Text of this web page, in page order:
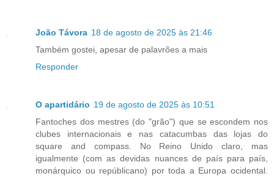
João Távora 18 de agosto de 2025 às 21:46
Também gostei, apesar de palavrões a mais
Responder
O apartidário 19 de agosto de 2025 às 10:51
Fantoches dos mestres (do "grão") que se escondem nos
clubes internacionais e nas catacumbas das lojas do
square and compass. No Reino Unido claro, mas
igualmente (com as devidas nuances de país para país,
monárquico ou repúblicano) por toda a Europa ocidental.